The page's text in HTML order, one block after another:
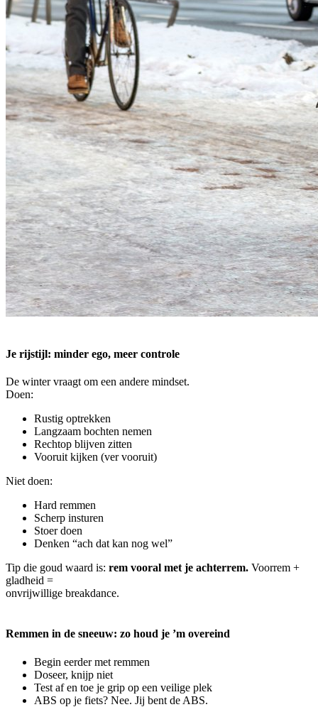
Je rijstijl: minder ego, meer controle
De winter vraagt om een andere mindset.
Doen:
Rustig optrekken
Langzaam bochten nemen
Rechtop blijven zitten
Vooruit kijken (ver vooruit)
Niet doen:
Hard remmen
Scherp insturen
Stoer doen
Denken “ach dat kan nog wel”
Tip die goud waard is: rem vooral met je achterrem. Voorrem +
gladheid =
onvrijwillige breakdance.
Remmen in de sneeuw: zo houd je ’m overeind
Begin eerder met remmen
Doseer, knijp niet
Test af en toe je grip op een veilige plek
ABS op je fiets? Nee. Jij bent de ABS.